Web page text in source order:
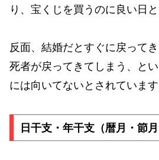
り、宝くじを買うのに良い日と
反面、結婚だとすぐに戻って
死者が戻ってきてしまう、と
には向いてないとされています
日干支・年干支（暦月・節月